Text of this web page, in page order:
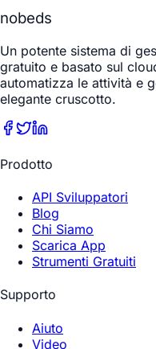
nobeds
Un potente sistema di
gratuito e basato sul
automatizza le attività e
elegante cruscotto.
Prodotto
API Sviluppatori
Blog
Chi Siamo
Scarica App
Strumenti Gratuiti
Supporto
Aiuto
Video